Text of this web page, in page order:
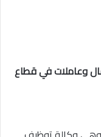
مطلوب عمال وعاملات في قطاع